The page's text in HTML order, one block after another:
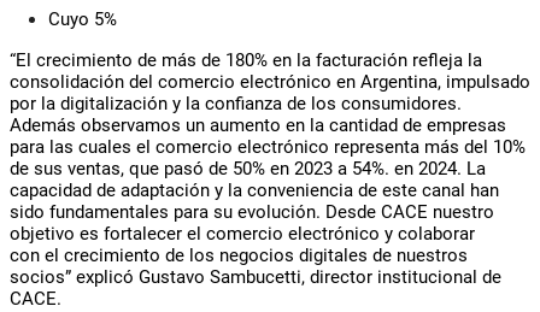
Cuyo 5%
“El crecimiento de más de 180% en la facturación refleja la
consolidación del comercio electrónico en Argentina, impulsado
por la digitalización y la confianza de los consumidores.
Además observamos un aumento en la cantidad de empresas
para las cuales el comercio electrónico representa más del 10%
de sus ventas, que pasó de 50% en 2023 a 54%. en 2024. La
capacidad de adaptación y la conveniencia de este canal han
sido fundamentales para su evolución. Desde CACE nuestro
objetivo es fortalecer el comercio electrónico y colaborar
con el crecimiento de los negocios digitales de nuestros
socios” explicó Gustavo Sambucetti, director institucional de
CACE.